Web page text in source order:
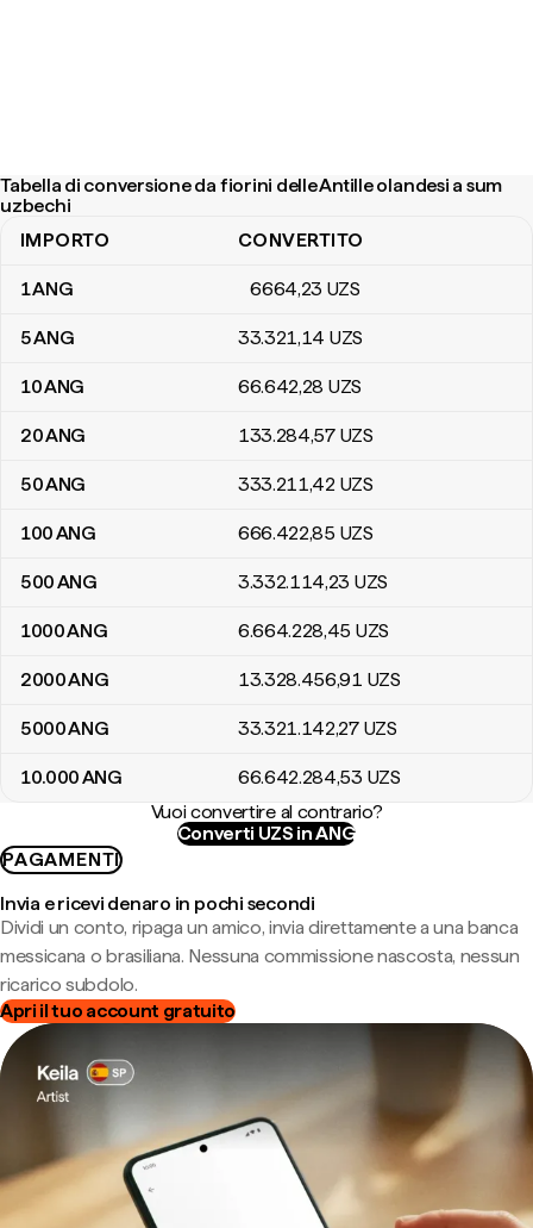
Tabella di conversione da fiorini delle Antille olandesi a sum
uzbechi
Tabella di conversione da fiorini delle Antille olandesi a sum
IMPORTO CONVERTITO
1ANG 6664,23 UZS
5ANG 33.321,14 UZS
10ANG 66.642,28 UZS
20ANG 133.284,57 UZS
50ANG 333.211,42 UZS
100ANG 666.422,85 UZS
500ANG 3.332.114,23 UZS
1000ANG 6.664.228,45 UZS
2000ANG 13.328.456,91 UZS
5000ANG 33.321.142,27 UZS
10.000ANG 66.642.284,53 UZS
Vuoi convertire al contrario?
Converti UZS in ANG
PAGAMENTI
Invia e ricevi denaro in pochi secondi
Dividi un conto, ripaga un amico, invia direttamente a una banca
messicana o brasiliana. Nessuna commissione nascosta, nessun
ricarico subdolo.
Apri il tuo account gratuito